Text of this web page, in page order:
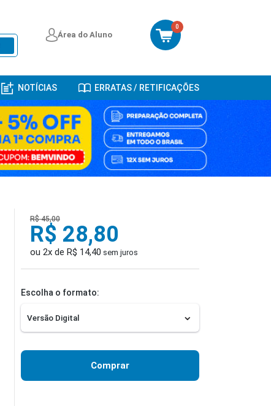
Área do Aluno
0
NOTÍCIAS ERRATAS / RETIFICAÇÕES
R$ 45,00
R$ 28,80
ou 2x de R$ 14,40 sem juros
Escolha o formato:
Comprar